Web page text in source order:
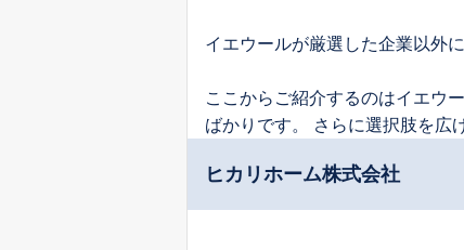
イエウールが厳選した企業以外
ここからご紹介するのはイエウ
ばかりです。 さらに選択肢を広
ヒカリホーム株式会社